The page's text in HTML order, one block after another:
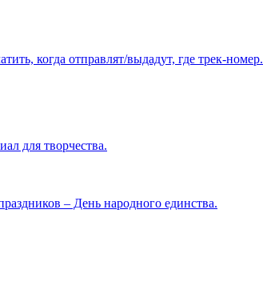
когда отправлят/выдадут, где трек-номер.
для творчества.
– День народного единства.